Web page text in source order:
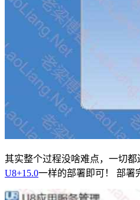
其实整个过程没啥难点，一切
U8+15.0一样的部署即可！ 部署